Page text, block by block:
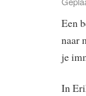
Een
naar
je
In